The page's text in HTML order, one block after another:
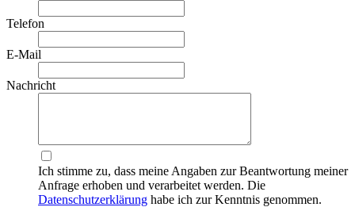
Telefon
E-Mail
Nachricht
Ich stimme zu, dass meine Angaben zur Beantwortung meiner
Anfrage erhoben und verarbeitet werden. Die
Datenschutzerklärung habe ich zur Kenntnis genommen.